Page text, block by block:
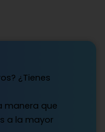
¿Tienes
manera que
a la mayor